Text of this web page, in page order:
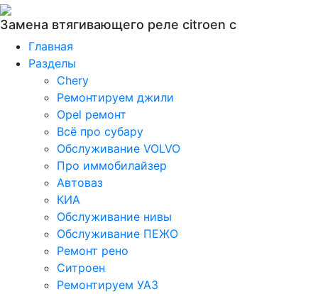
Замена втягивающего реле citroen c
Главная
Разделы
Chery
Ремонтируем джили
Opel ремонт
Всё про субару
Обслуживание VOLVO
Про иммобилайзер
Автоваз
КИА
Обслуживание нивы
Обслуживание ПЕЖО
Ремонт рено
Ситроен
Ремонтируем УАЗ